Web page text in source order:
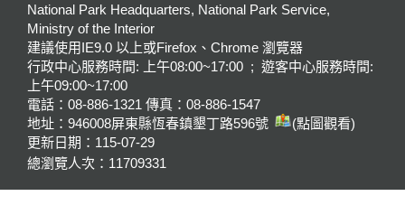
National Park Headquarters, National Park Service,
Ministry of the Interior
建議使用IE9.0 以上或Firefox、Chrome 瀏覽器
行政中心服務時間: 上午08:00~17:00 ; 遊客中心服務時間:
上午09:00~17:00
電話：08-886-1321 傳真：08-886-1547
地址：946008屏東縣恆春鎮墾丁路596號
(點圖觀看)
更新日期： 115-07-29
總瀏覽人次： 11709331